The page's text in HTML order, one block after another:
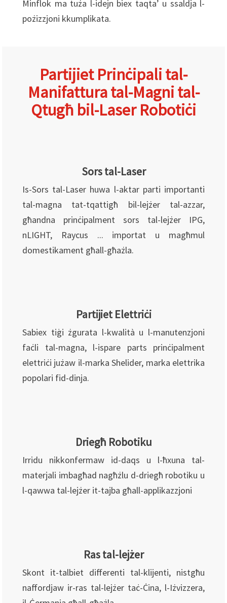
Minflok ma tuża l-idejn biex taqta’ u ssaldja l-
pożizzjoni kkumplikata.
Partijiet Prinċipali tal-
Manifattura tal-Magni tal-
Qtugħ bil-Laser Robotiċi
Sors tal-Laser
Is-Sors tal-Laser huwa l-aktar parti importanti
tal-magna tat-tqattigħ bil-lejżer tal-azzar,
għandna prinċipalment sors tal-lejżer IPG,
nLIGHT, Raycus ... importat u magħmul
domestikament għall-għażla.
Partijiet Elettriċi
Sabiex tiġi żgurata l-kwalità u l-manutenzjoni
faċli tal-magna, l-ispare parts prinċipalment
elettriċi jużaw il-marka Shelider, marka elettrika
popolari fid-dinja.
Driegħ Robotiku
Irridu nikkonfermaw id-daqs u l-ħxuna tal-
materjali imbagħad nagħżlu d-driegħ robotiku u
l-qawwa tal-lejżer it-tajba għall-applikazzjoni
Ras tal-lejżer
Skont it-talbiet differenti tal-klijenti, nistgħu
naffordjaw ir-ras tal-lejżer taċ-Ċina, l-Iżvizzera,